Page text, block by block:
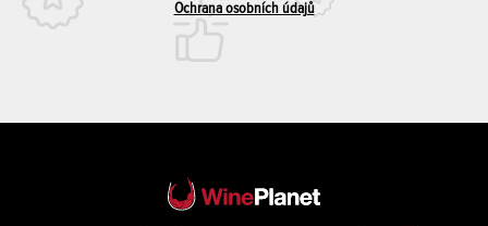
Ochrana osobních údajů